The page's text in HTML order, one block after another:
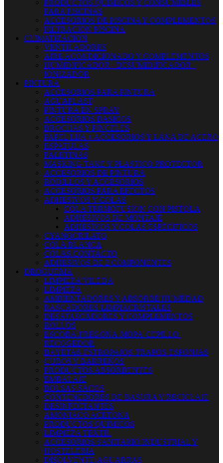
PRODUCTOS QUIMICOS Y CONSUMIBLES
PARA PISCINAS
ACCESORIOS DE PISCINA Y COMPLEMENTOS
FILTRACION PISCINA
CLIMATIZACION
VENTILADORES
AIRE ACONDICIONADO Y COMPLEMENTOS
HUMIDIFICADOR - DESUMIDIFICADOR -
IONIZADOR
PINTURA
ACCESORIOS PARA PINTURA
AGUAPLAST
PINTURA EN SPRAY
ACCESORIOS BASICOS
BROCHAS Y PINCELES
PAPEL LIJA + ACCESORIOS Y LANA DE ACERO
ESPATULAS
PALETINAS
MASKING TAKE Y PLASTICO PROTECTOR
ACCESORIOS DE PINTURA
RODILLOS Y ACCESORIOS
ACCESORIOS PARA EFECTOS
ADHESIVOS Y COLAS
COLA TERMOFUSION CON PISTOLA
ADHESIVOS DE MONTAJE
ADHESIVOS Y COLAS ESPECIFICOS
CYANOCRILATO
COLA BLANCA
COLAS CONTACTO
ADHESIVOS DE 2 COMPONENTES
DROGUERIA
LIMPIEZA VILEDA
LIMPIEZA
AMBIENTADORES Y ABSORBE HUMEDAD
RASCADORES-LIMPIACRISTALES
DESATASCADORES Y COMPLEMENTOS
ROLLOS
ESCOBA-FREGONA-MOPA-CEPILLO-
RECOGEDOR
BAYETAS-ESTROPAJOS-TRAPOS-ESPONJAS
CUBOS Y BARREÑOS
PRODUCTOS ABSORBENTES
EMBALAJE
BOLSAS-SACOS
CONTENEDORES DE BASURA Y RECICLAJE
DESINFECTANTES
AMONIACO ACETONA
PRODUCTOS QUIMICOS
LIMPIEZA TEXTIL
ACCESORIOS SANITARIO INDUSTRIAL Y
HOSTELERIA
DISOLVENTE-AGUARRAS